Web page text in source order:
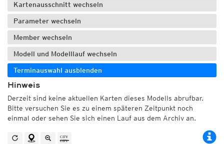
Kartenausschnitt wechseln
Parameter wechseln
Member wechseln
Modell und Modelllauf wechseln
Terminauswahl ausblenden
Hinweis
Derzeit sind keine aktuellen Karten dieses Modells abrufbar.
Bitte versuchen Sie es zu einem späteren Zeitpunkt noch
einmal oder sehen Sie sich einen Lauf aus dem Archiv an.